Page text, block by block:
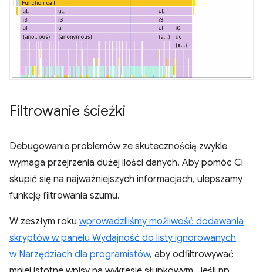
Filtrowanie ścieżki
Debugowanie problemów ze skutecznością zwykle
wymaga przejrzenia dużej ilości danych. Aby pomóc Ci
skupić się na najważniejszych informacjach, ulepszamy
funkcję filtrowania szumu.
W zeszłym roku wprowadziliśmy możliwość dodawania
skryptów w panelu Wydajność do listy ignorowanych
w Narzędziach dla programistów, aby odfiltrowywać